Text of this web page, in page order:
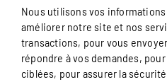
Nous utilisons vos
améliorer notre site et nos
transactions, pour vous
répondre à vos demandes,
ciblées, pour assurer la